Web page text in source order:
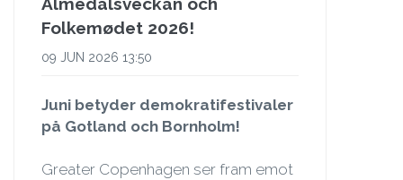
Folkemødet 2026!
09 JUN 2026 13:50
Juni betyder demokratifestivaler
på Gotland och Bornholm!
Greater Copenhagen ser fram emot